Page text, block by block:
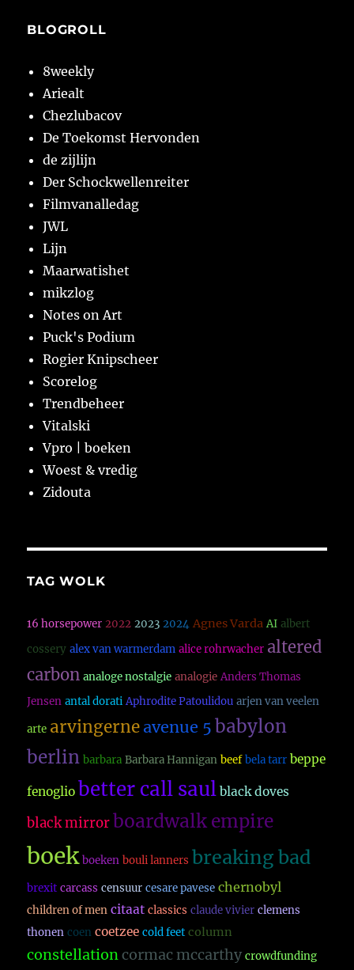
BLOGROLL
8weekly
Ariealt
Chezlubacov
De Toekomst Hervonden
de zijlijn
Der Schockwellenreiter
Filmvanalledag
JWL
Lijn
Maarwatishet
mikzlog
Notes on Art
Puck's Podium
Rogier Knipscheer
Scorelog
Trendbeheer
Vitalski
Vpro | boeken
Woest & vredig
Zidouta
TAG WOLK
16 horsepower 2022 2023 2024 Agnes Varda AI albert
cossery alex van warmerdam alice rohrwacher altered
carbon analoge nostalgie analogie Anders Thomas
Jensen antal dorati Aphrodite Patoulidou arjen van veelen
arte arvingerne avenue 5 babylon
berlin barbara Barbara Hannigan beef bela tarr beppe
fenoglio better call saul black doves
black mirror boardwalk empire
boek boeken bouli lanners breaking bad
brexit carcass censuur cesare pavese chernobyl
children of men citaat classics claude vivier clemens
thonen coen coetzee cold feet column
constellationcormac mccarthy crowdfunding